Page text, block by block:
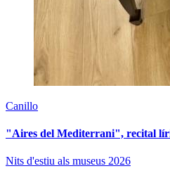
Canillo
"Aires del Mediterrani", recital
Nits d'estiu als museus 2026